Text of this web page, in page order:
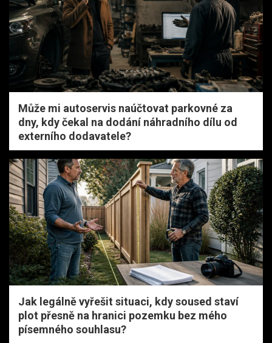
Může mi autoservis naúčtovat parkovné za
dny, kdy čekal na dodání náhradního dílu od
externího dodavatele?
Jak legálně vyřešit situaci, kdy soused staví
plot přesně na hranici pozemku bez mého
písemného souhlasu?